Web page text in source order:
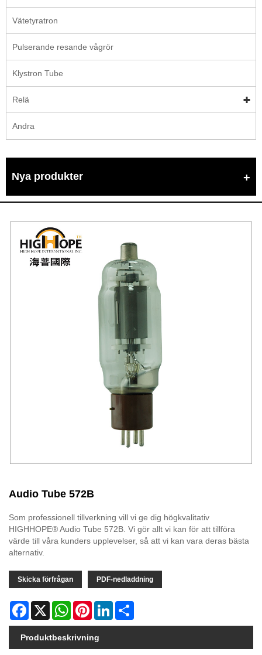
Vätetyratron
Pulserande resande vågrör
Klystron Tube
Relä
Andra
Nya produkter
Audio Tube 572B
Som professionell tillverkning vill vi ge dig högkvalitativ
HIGHHOPE® Audio Tube 572B. Vi gör allt vi kan för att tillföra
värde till våra kunders upplevelser, så att vi kan vara deras bästa
alternativ.
Skicka förfrågan PDF-nedladdning
Facebook
X WhatsAppPinterestLinkedIn
Produktbeskrivning